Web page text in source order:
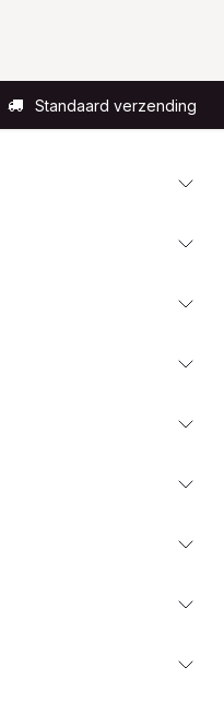
Standaard verzending